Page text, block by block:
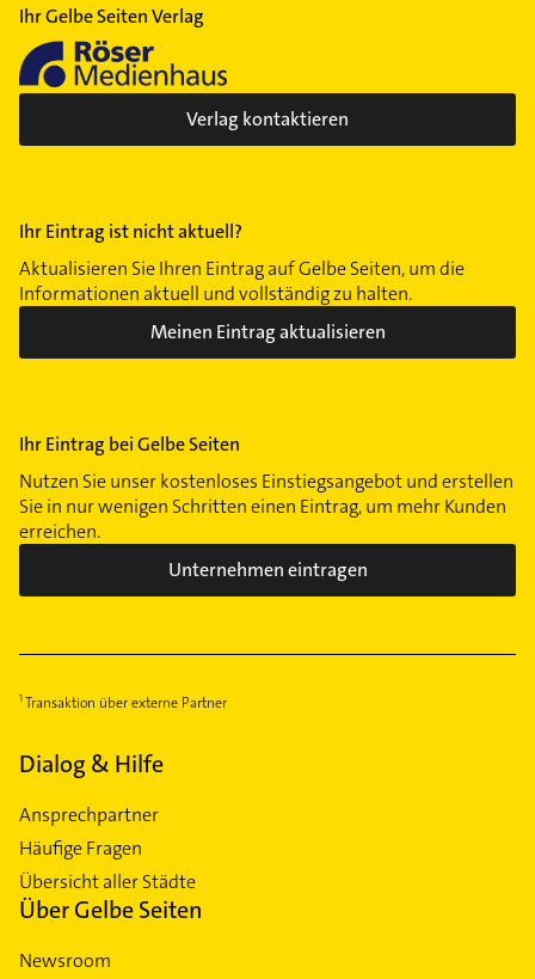
Ihr Gelbe Seiten Verlag
Verlag kontaktieren
Ihr Eintrag ist nicht aktuell?
Aktualisieren Sie Ihren Eintrag auf Gelbe Seiten, um die
Informationen aktuell und vollständig zu halten.
Meinen Eintrag aktualisieren
Ihr Eintrag bei Gelbe Seiten
Nutzen Sie unser kostenloses Einstiegsangebot und erstellen
Sie in nur wenigen Schritten einen Eintrag, um mehr Kunden
erreichen.
Unternehmen eintragen
Transaktion über externe Partner
Dialog & Hilfe
Ansprechpartner
Häufige Fragen
Übersicht aller Städte
Über Gelbe Seiten
Newsroom